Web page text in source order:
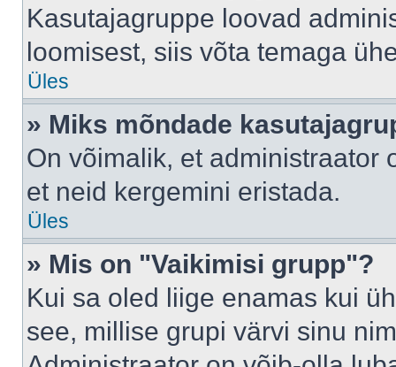
Kasutajagruppe loovad
loomisest, siis võta temaga
Üles
» Miks mõndade
On võimalik, et administraator
et neid kergemini eristada.
Üles
» Mis on "Vaikimisi grupp"?
Kui sa oled liige enamas kui
see, millise grupi värvi sinu